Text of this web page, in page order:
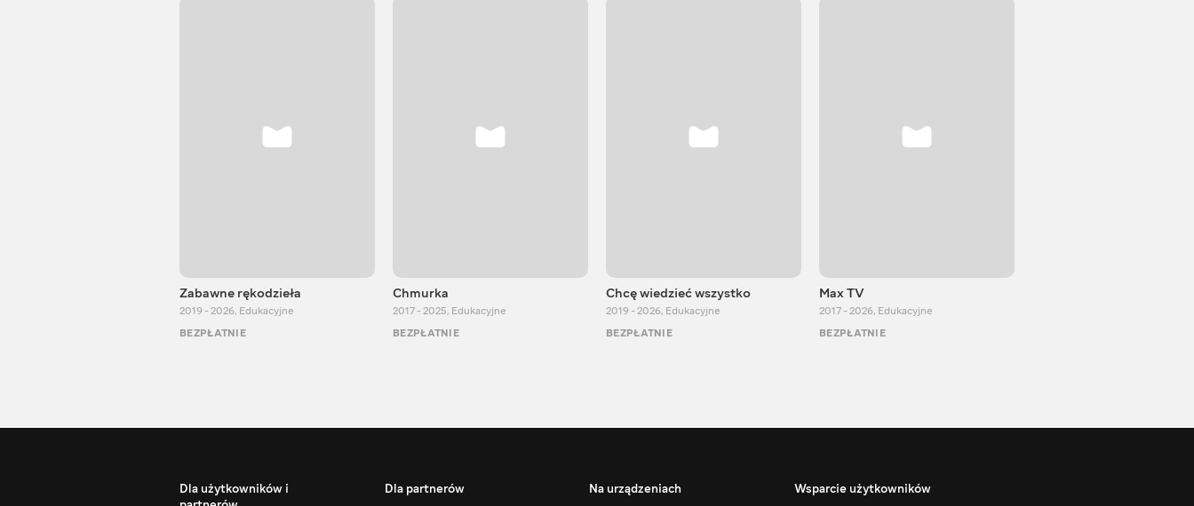
Zabawne rękodzieła
2019 - 2026, Edukacyjne
BEZPŁATNIE
Chmurka
2017 - 2025, Edukacyjne
BEZPŁATNIE
Chcę wiedzieć wszystko
2019 - 2026, Edukacyjne
BEZPŁATNIE
Max TV
2017 - 2026, Edukacyjne
BEZPŁATNIE
Dla użytkowników i
Dla partnerów Na urządzeniach Wsparcie użytkowników